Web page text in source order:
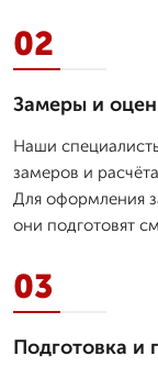
02
Замеры и
Наши
замеров и
Для оформления
они подготовят
03
Подготовка и